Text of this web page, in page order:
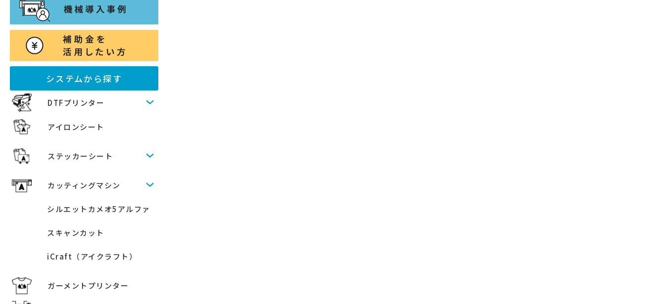
システムから探す
DTFプリンター
アイロンシート
ステッカーシート
カッティングマシン
シルエットカメオ5アルファ
スキャンカット
iCraft（アイクラフト）
ガーメントプリンター